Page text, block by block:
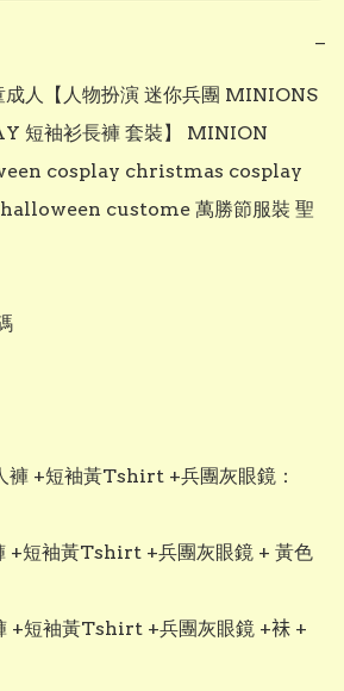
−
成人【人物扮演 迷你兵團 MINIONS
短袖衫長褲 套裝】 MINION
cosplay christmas cosplay
custome 萬勝節服裝 聖
褲 +短袖黃Tshirt +兵團灰眼鏡：
+短袖黃Tshirt +兵團灰眼鏡 + 黃色
+短袖黃Tshirt +兵團灰眼鏡 +𧙕 +